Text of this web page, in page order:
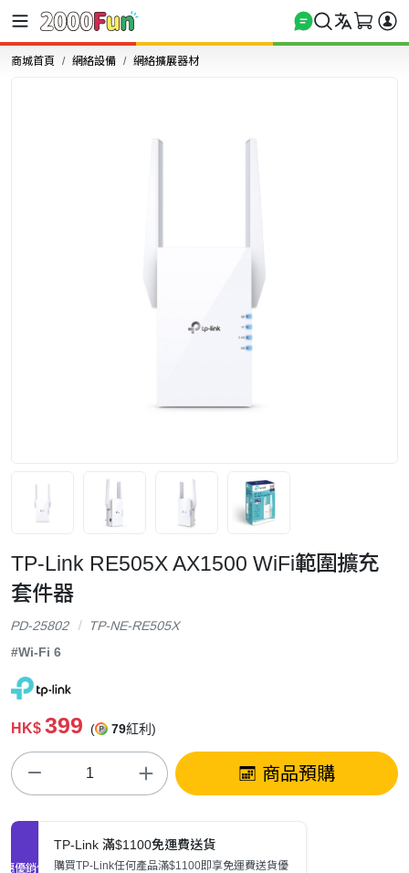
商城首頁 網絡設備 網絡擴展器材
TP-Link RE505X AX1500 WiFi範圍擴充
套件器
PD-25802
TP-NE-RE505X
#Wi-Fi 6
HK$ 399 ( 79紅利)
商品預購
促銷優惠
TP-Link 滿$1100免運費送貨
購買TP-Link任何產品滿$1100即享免運費送貨優